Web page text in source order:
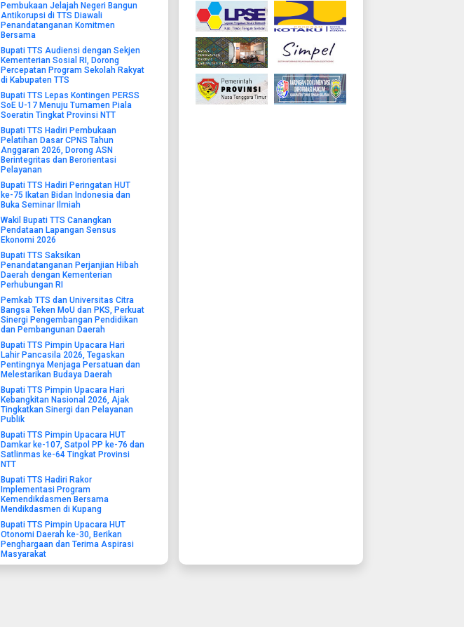
Pembukaan Jelajah Negeri Bangun
Antikorupsi di TTS Diawali
Penandatanganan Komitmen
Bersama
Bupati TTS Audiensi dengan Sekjen
Kementerian Sosial RI, Dorong
Percepatan Program Sekolah Rakyat
di Kabupaten TTS
Bupati TTS Lepas Kontingen PERSS
SoE U-17 Menuju Turnamen Piala
Soeratin Tingkat Provinsi NTT
Bupati TTS Hadiri Pembukaan
Pelatihan Dasar CPNS Tahun
Anggaran 2026, Dorong ASN
Berintegritas dan Berorientasi
Pelayanan
Bupati TTS Hadiri Peringatan HUT
ke-75 Ikatan Bidan Indonesia dan
Buka Seminar Ilmiah
Wakil Bupati TTS Canangkan
Pendataan Lapangan Sensus
Ekonomi 2026
Bupati TTS Saksikan
Penandatanganan Perjanjian Hibah
Daerah dengan Kementerian
Perhubungan RI
Pemkab TTS dan Universitas Citra
Bangsa Teken MoU dan PKS, Perkuat
Sinergi Pengembangan Pendidikan
dan Pembangunan Daerah
Bupati TTS Pimpin Upacara Hari
Lahir Pancasila 2026, Tegaskan
Pentingnya Menjaga Persatuan dan
Melestarikan Budaya Daerah
Bupati TTS Pimpin Upacara Hari
Kebangkitan Nasional 2026, Ajak
Tingkatkan Sinergi dan Pelayanan
Publik
Bupati TTS Pimpin Upacara HUT
Damkar ke-107, Satpol PP ke-76 dan
Satlinmas ke-64 Tingkat Provinsi
NTT
Bupati TTS Hadiri Rakor
Implementasi Program
Kemendikdasmen Bersama
Mendikdasmen di Kupang
Bupati TTS Pimpin Upacara HUT
Otonomi Daerah ke-30, Berikan
Penghargaan dan Terima Aspirasi
Masyarakat